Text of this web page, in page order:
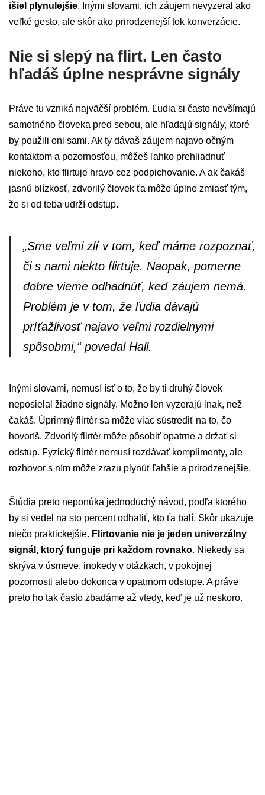
išiel plynulejšie. Inými slovami, ich záujem nevyzeral ako
veľké gesto, ale skôr ako prirodzenejší tok konverzácie.
Nie si slepý na flirt. Len často
hľadáš úplne nesprávne signály
Práve tu vzniká najväčší problém. Ľudia si často nevšímajú
samotného človeka pred sebou, ale hľadajú signály, ktoré
by použili oni sami. Ak ty dávaš záujem najavo očným
kontaktom a pozornosťou, môžeš ľahko prehliadnuť
niekoho, kto flirtuje hravo cez podpichovanie. A ak čakáš
jasnú blízkosť, zdvorilý človek ťa môže úplne zmiasť tým,
že si od teba udrží odstup.
„Sme veľmi zlí v tom, keď máme rozpoznať,
či s nami niekto flirtuje. Naopak, pomerne
dobre vieme odhadnúť, keď záujem nemá.
Problém je v tom, že ľudia dávajú
príťažlivosť najavo veľmi rozdielnymi
spôsobmi,“ povedal Hall.
Inými slovami, nemusí ísť o to, že by ti druhý človek
neposielal žiadne signály. Možno len vyzerajú inak, než
čakáš. Úprimný flirtér sa môže viac sústrediť na to, čo
hovoríš. Zdvorilý flirtér môže pôsobiť opatrne a držať si
odstup. Fyzický flirtér nemusí rozdávať komplimenty, ale
rozhovor s ním môže zrazu plynúť ľahšie a prirodzenejšie.
Štúdia preto neponúka jednoduchý návod, podľa ktorého
by si vedel na sto percent odhaliť, kto ťa balí. Skôr ukazuje
niečo praktickejšie. Flirtovanie nie je jeden univerzálny
signál, ktorý funguje pri každom rovnako. Niekedy sa
skrýva v úsmeve, inokedy v otázkach, v pokojnej
pozornosti alebo dokonca v opatrnom odstupe. A práve
preto ho tak často zbadáme až vtedy, keď je už neskoro.